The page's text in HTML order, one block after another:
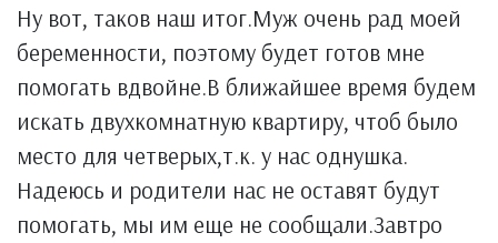
Ну вот, таков наш итог.Муж очень рад моей
беременности, поэтому будет готов мне
помогать вдвойне.В ближайшее время будем
искать двухкомнатную квартиру, чтоб было
место для четверых,т.к. у нас однушка.
Надеюсь и родители нас не оставят будут
помогать, мы им еще не сообщали.Завтро